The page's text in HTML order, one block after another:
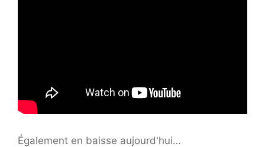
Également en baisse aujourd'hui…